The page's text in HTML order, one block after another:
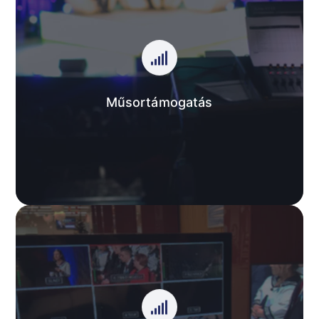
Műsortámogatás
Olyan támogatási forma, mely az ügyfél által
kiválasztott műsor előtt, vagy után jelenik meg.
Maximum 5 mp, mely tartalmazza cégének logóját és
az alámondást.
Eseményrögzítés
Különböző események, rendezvények filmezése,